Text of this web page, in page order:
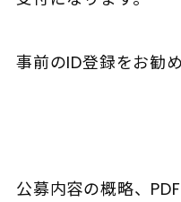
事前のID登録をお勧め
公募内容の概略、